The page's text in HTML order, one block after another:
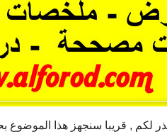
لكم , قريبا سنجهز هذا الموضوع